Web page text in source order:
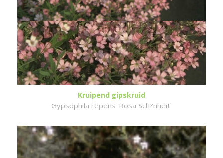
Kruipend gipskruid
Gypsophila repens 'Rosa Sch?nheit'